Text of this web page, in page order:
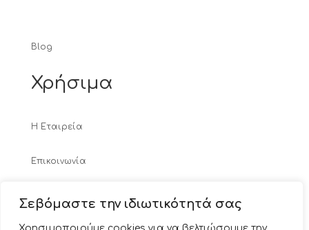
Σεβόμαστε την ιδιωτικότητά σας
Blog
Χρήσιμα
Η Εταιρεία
Επικοινωνία
Τρόποι Πληρωμής